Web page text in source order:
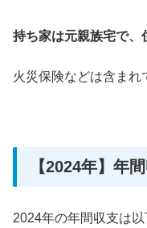
持ち家は元親族宅で、
火災保険などは含まれ
【2024年】年
2024年の年間収支は以